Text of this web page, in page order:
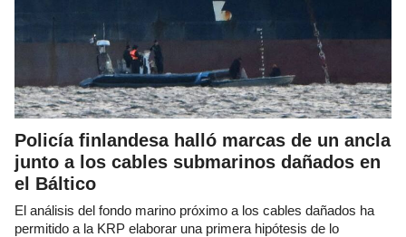
Policía finlandesa halló marcas de un ancla
junto a los cables submarinos dañados en
el Báltico
El análisis del fondo marino próximo a los cables dañados ha
permitido a la KRP elaborar una primera hipótesis de lo